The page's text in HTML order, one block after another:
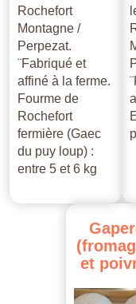
Rochefort
Montagne /
Perpezat.
¨Fabriqué et
affiné à la ferme.
Fourme de
Rochefort
fermière (Gaec
du puy loup) :
entre 5 et 6 kg
et